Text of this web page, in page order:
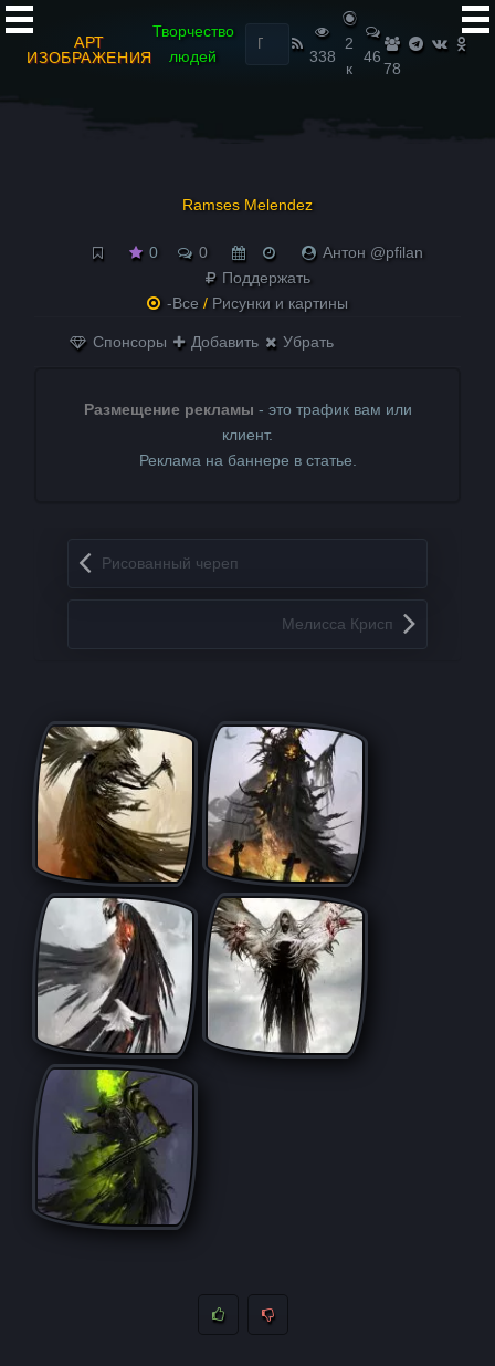
АРТ
ИЗОБРАЖЕНИЯ
Творчество
людей
Найти:
338
2
к
46
78
Ramses Melendez
0 0
Антон @pfilan
Поддержать
-Все / Рисунки и картины
Спонсоры Добавить Убрать
Размещение рекламы - это трафик вам или
клиент.
Реклама на баннере в статье.
Запись навигация
Рисованный череп
Мелисса Крисп